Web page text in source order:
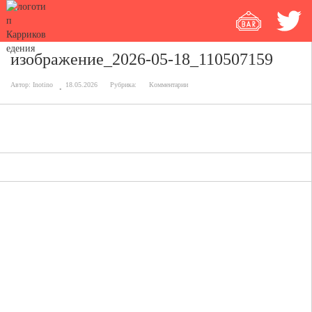
изображение_2026-05-18_110507159
Автор: Inotino 18.05.2026 Рубрика: Комментарии